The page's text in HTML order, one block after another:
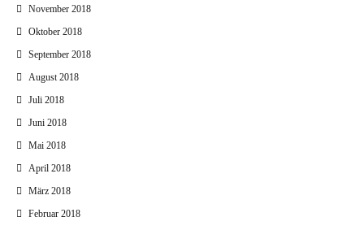
November 2018
Oktober 2018
September 2018
August 2018
Juli 2018
Juni 2018
Mai 2018
April 2018
März 2018
Februar 2018